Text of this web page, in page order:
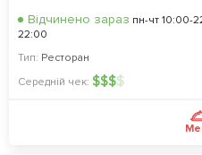
Відчинено зараз пн-чт 10:00-
22:00
Тип: Ресторан
Середній чек: $$$$